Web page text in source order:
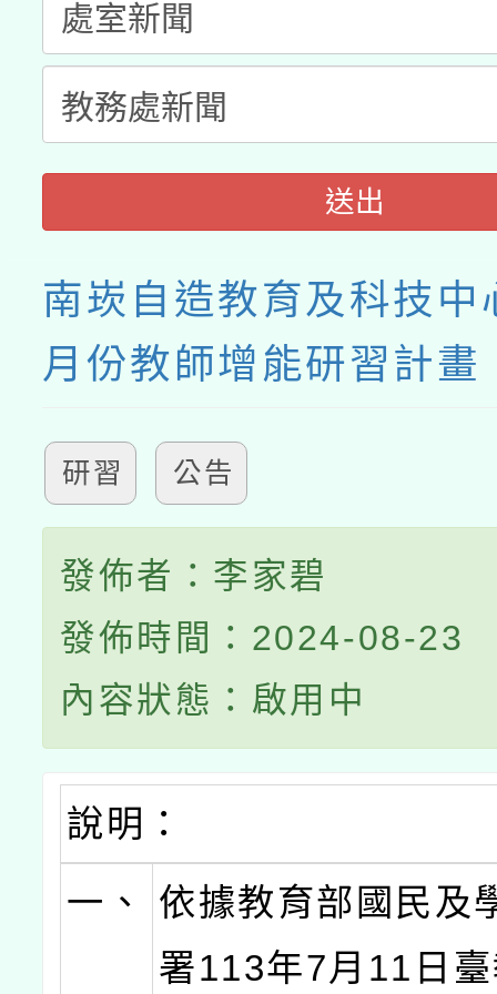
送出
南崁自造教育及科技
月份教師增能研習計畫
研習 公告
發佈者：李家碧
發佈時間：2024-08-23
內容狀態：啟用中
說明：
一、
依據教育部國民及
署113年7月11日